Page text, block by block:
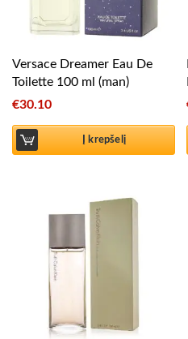
Versace Dreamer Eau De
Toilette 100 ml (man)
€30.10
Į krepšelį